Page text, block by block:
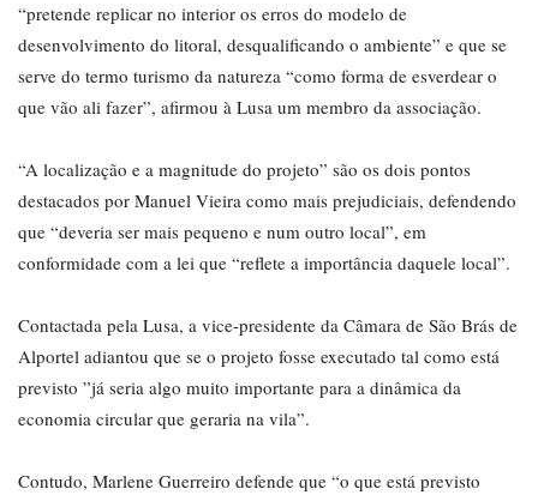
“pretende replicar no interior os erros do modelo de
desenvolvimento do litoral, desqualificando o ambiente” e que se
serve do termo turismo da natureza “como forma de esverdear o
que vão ali fazer”, afirmou à Lusa um membro da associação.
“A localização e a magnitude do projeto” são os dois pontos
destacados por Manuel Vieira como mais prejudiciais, defendendo
que “deveria ser mais pequeno e num outro local”, em
conformidade com a lei que “reflete a importância daquele local”.
Contactada pela Lusa, a vice-presidente da Câmara de São Brás de
Alportel adiantou que se o projeto fosse executado tal como está
previsto ”já seria algo muito importante para a dinâmica da
economia circular que geraria na vila”.
Contudo, Marlene Guerreiro defende que “o que está previsto